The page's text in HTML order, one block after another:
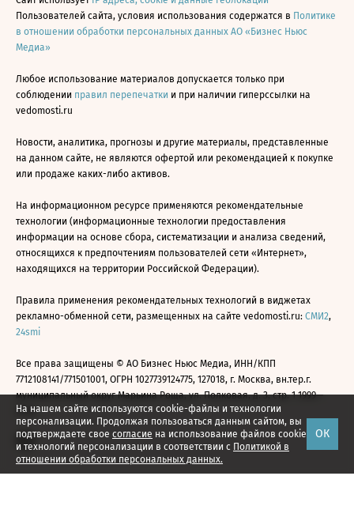
На нашем сайте используются cookie-файлы и технологии
персонализации. Продолжая пользоваться данным сайтом, вы
подтверждаете свое согласие на использование файлов cookie
и технологий персонализации в соответствии с Политикой в
отношении обработки персональных данных.
ОК
Пользователей сайта, условия использования содержатся в Политике
в отношении обработки персональных данных АО «Бизнес Ньюс
Медиа»
Любое использование материалов допускается только при
соблюдении правил перепечатки и при наличии гиперссылки на
vedomosti.ru
Новости, аналитика, прогнозы и другие материалы, представленные
на данном сайте, не являются офертой или рекомендацией к покупке
или продаже каких-либо активов.
На информационном ресурсе применяются рекомендательные
технологии (информационные технологии предоставления
информации на основе сбора, систематизации и анализа сведений,
относящихся к предпочтениям пользователей сети «Интернет»,
находящихся на территории Российской Федерации).
Правила применения рекомендательных технологий в виджетах
рекламно-обменной сети, размещенных на сайте vedomosti.ru: СМИ2,
24smi
Все права защищены © АО Бизнес Ньюс Медиа, ИНН/КПП
7712108141/771501001, ОГРН 1027739124775, 127018, г. Москва, вн.тер.г.
муниципальный округ Марьина Роща, ул. Полковая, д. 3, стр. 1 1999—
2026